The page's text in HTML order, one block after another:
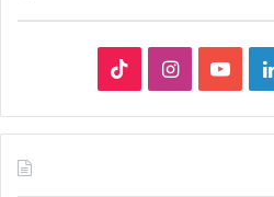
لينكدإنيوتيوبانستقرام